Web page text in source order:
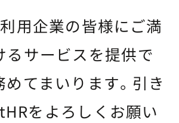
用企業の皆様にご満
るサービスを提供で
めてまいります。引き
をよろしくお願い